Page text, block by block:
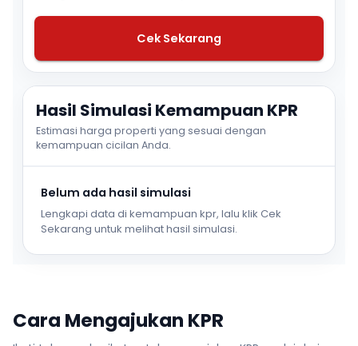
Cek Sekarang
Hasil Simulasi Kemampuan KPR
Estimasi harga properti yang sesuai dengan
kemampuan cicilan Anda.
Belum ada hasil simulasi
Lengkapi data di kemampuan kpr, lalu klik Cek
Sekarang untuk melihat hasil simulasi.
Cara Mengajukan KPR